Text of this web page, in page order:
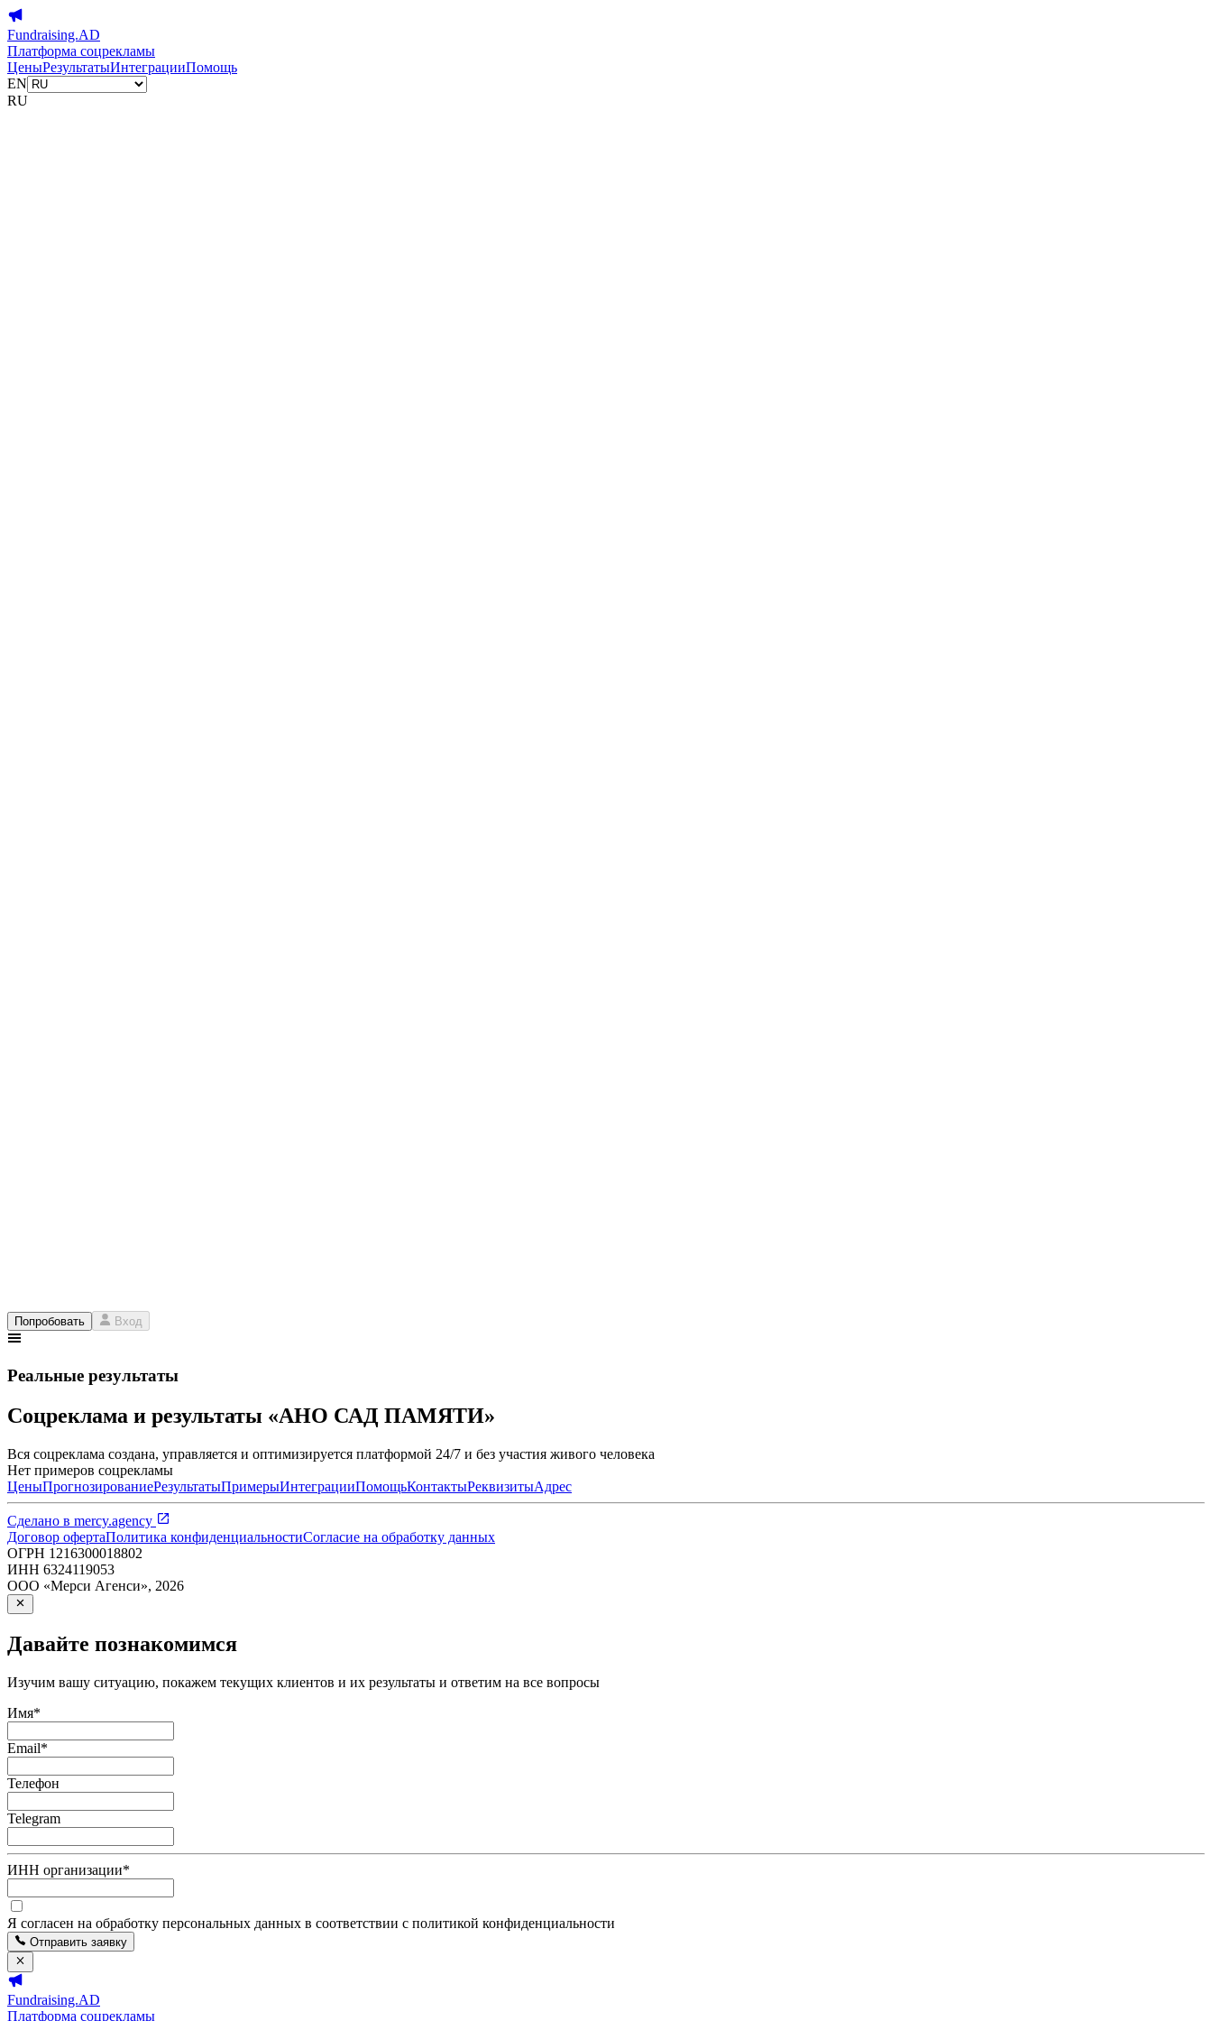
Fundraising.AD
Платформа соцрекламы
ЦеныРезультатыИнтеграцииПомощь
EN
RU
Попробовать Вход
Реальные результаты
Соцреклама и результаты «АНО САД ПАМЯТИ»
Вся соцреклама создана, управляется и оптимизируется платформой 24/7 и без участия живого человека
Нет примеров соцрекламы
ЦеныПрогнозированиеРезультатыПримерыИнтеграцииПомощьКонтактыРеквизитыАдрес
Сделано в mercy.agency
Договор офертаПолитика конфиденциальностиСогласие на обработку данных
ОГРН 1216300018802
ИНН 6324119053
ООО «Мерси Агенси», 2026
Давайте познакомимся
Изучим вашу ситуацию, покажем текущих клиентов и их результаты и ответим на все вопросы
Имя*
Email*
Телефон
Telegram
ИНН организации*
Я согласен на обработку персональных данных в соответствии с политикой конфиденциальности
Отправить заявку
Fundraising.AD
Платформа соцрекламы